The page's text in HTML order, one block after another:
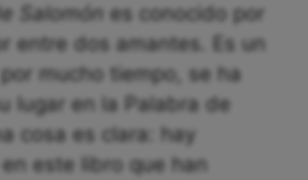
Salomón es conocido por
entre dos amantes. Es un
mucho tiempo, se ha
lugar en la Palabra de
cosa es clara: hay
este libro que han